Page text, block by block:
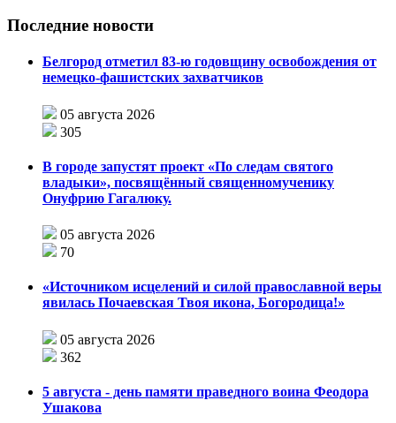
Последние новости
Белгород отметил 83-ю годовщину освобождения от
немецко-фашистских захватчиков
05 августа 2026
305
В городе запустят проект «По следам святого
владыки», посвящённый священномученику
Онуфрию Гагалюку.
05 августа 2026
70
«Источником исцелений и силой православной веры
явилась Почаевская Твоя икона, Богородица!»
05 августа 2026
362
5 августа - день памяти праведного воина Феодора
Ушакова